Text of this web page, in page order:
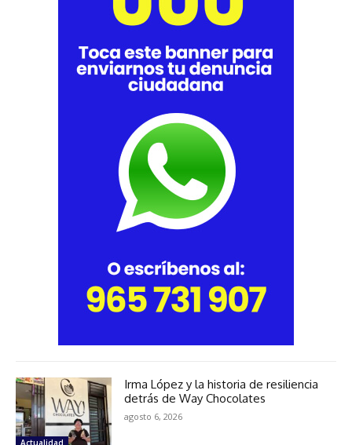
Actualidad
Irma López y la historia de resiliencia
detrás de Way Chocolates
agosto 6, 2026